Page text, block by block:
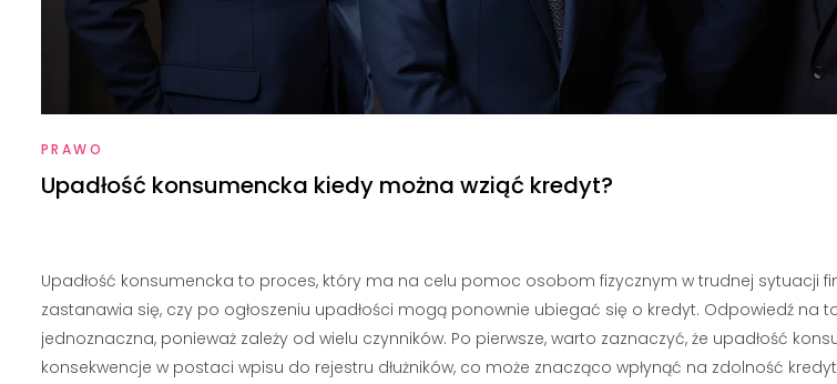
PRAWO
Upadłość konsumencka kiedy można wziąć kredyt?
Upadłość konsumencka to proces, który ma na celu pomoc osobom fizycznym w trudnej sytuacji
zastanawia się, czy po ogłoszeniu upadłości mogą ponownie ubiegać się o kredyt. Odpowiedź na
jednoznaczna, ponieważ zależy od wielu czynników. Po pierwsze, warto zaznaczyć, że upadłość
konsekwencje w postaci wpisu do rejestru dłużników, co może znacząco wpłynąć na zdolność